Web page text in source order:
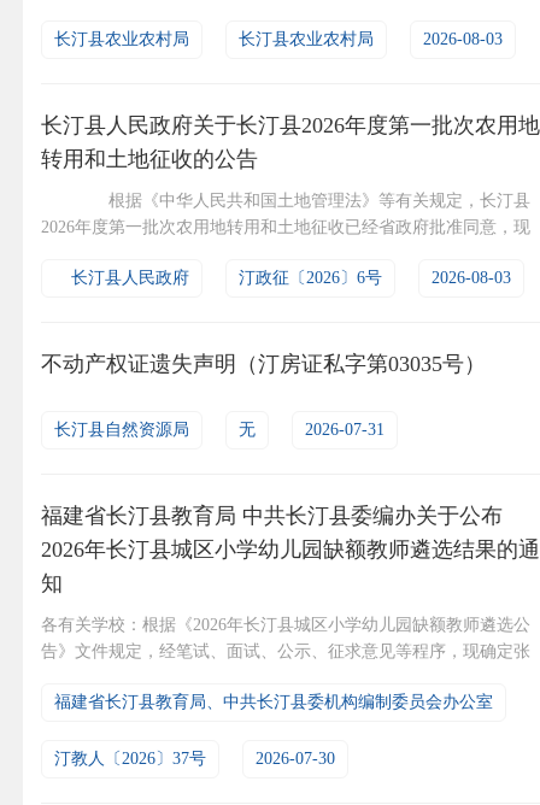
长汀县农业农村局
长汀县农业农村局 2026-08-03
长汀县人民政府关于长汀县2026年度第一批次农用地
转用和土地征收的公告
根据《中华人民共和国土地管理法》等有关规定，长汀县
2026年度第一批次农用地转用和土地征收已经省政府批准同意，现
省人民政府 2.批准文号：闽政地〔2026〕281号 3.批准时
长汀县人民政府 汀政征〔2026〕6号 2026-08-03
不动产权证遗失声明（汀房证私字第03035号）
长汀县自然资源局 无 2026-07-31
福建省长汀县教育局 中共长汀县委编办关于公布
2026年长汀县城区小学幼儿园缺额教师遴选结果的通
知
各有关学校：根据《2026年长汀县城区小学幼儿园缺额教师遴选公
告》文件规定，经笔试、面试、公示、征求意见等程序，现确定张
规定予以办理调动手续。附件：2026年长汀县城区小学幼儿园缺额
构编制委员会办公室 202...
福建省长汀县教育局、中共长汀县委机构编制委员会办公室
汀教人〔2026〕37号 2026-07-30